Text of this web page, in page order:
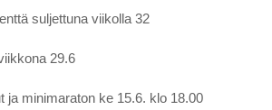
suljettuna viikolla 32
29.6
ja minimaraton ke 15.6. klo 18.00